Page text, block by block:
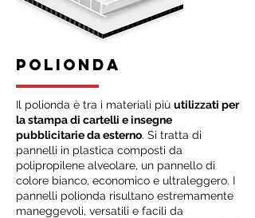
Il polionda è tra i materiali più utilizzati per
la stampa di cartelli e insegne
pubblicitarie da esterno. Si tratta di
pannelli in plastica composti da
polipropilene alveolare, un pannello di
colore bianco, economico e ultraleggero. I
pannelli polionda risultano estremamente
maneggevoli, versatili e facili da
POLIONDA